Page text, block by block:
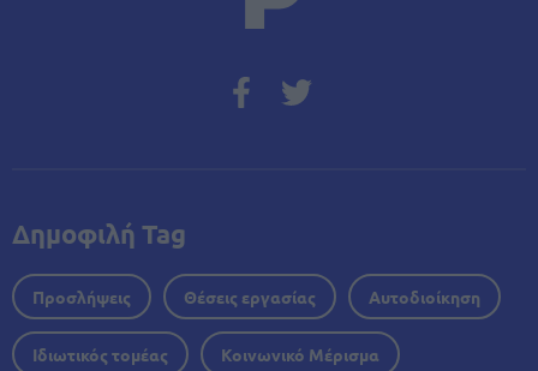
Δημοφιλή Tag
Προσλήψεις Θέσεις εργασίας Αυτοδιοίκηση
Ιδιωτικός τομέας Κοινωνικό Μέρισμα